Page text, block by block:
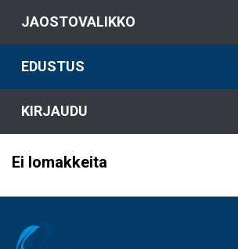
JAOSTOVALIKKO
EDUSTUS
KIRJAUDU
Ei lomakkeita